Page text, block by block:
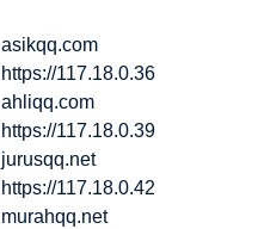
asikqq.com
https://117.18.0.36
ahliqq.com
https://117.18.0.39
jurusqq.net
https://117.18.0.42
murahqq.net